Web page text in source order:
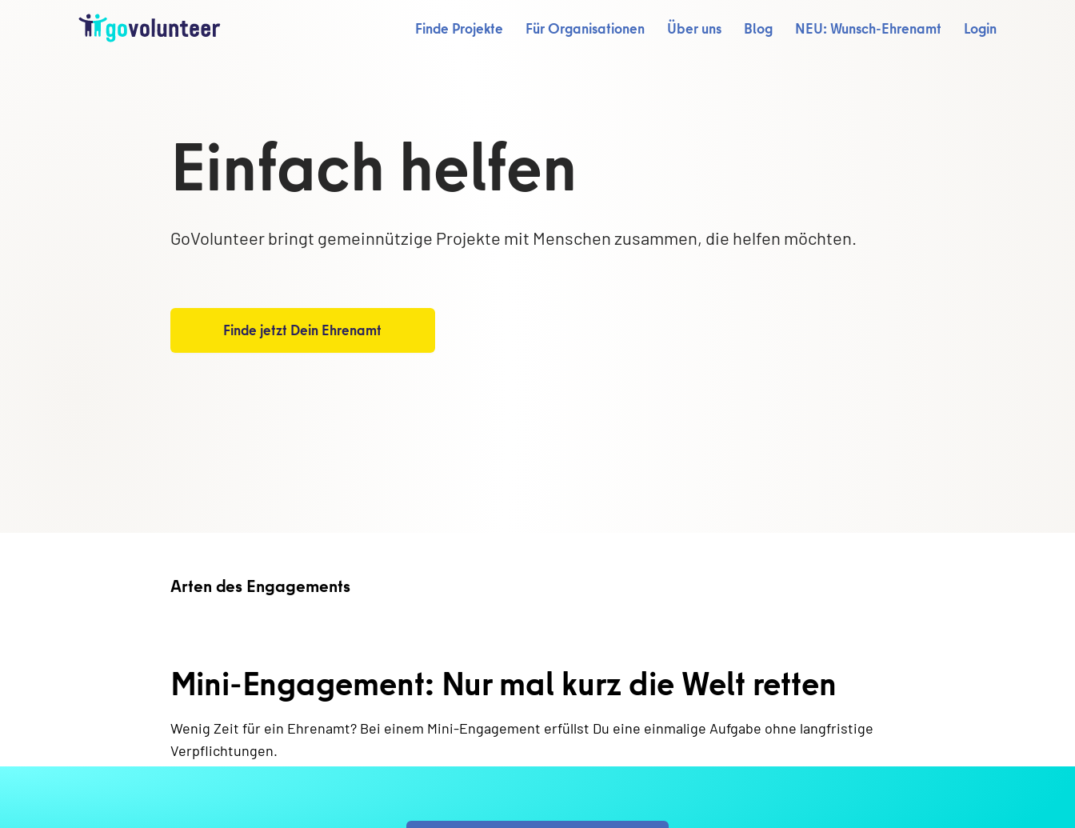
Finde Projekte Für Organisationen Über uns Blog NEU: Wunsch-Ehrenamt Login
Einfach helfen
GoVolunteer bringt gemeinnützige Projekte mit Menschen zusammen, die helfen möchten.
Finde jetzt Dein Ehrenamt
Arten des Engagements
Mini-Engagement: Nur mal kurz die Welt retten
Wenig Zeit für ein Ehrenamt? Bei einem Mini-Engagement erfüllst Du eine einmalige Aufgabe ohne langfristige
Verpflichtungen.